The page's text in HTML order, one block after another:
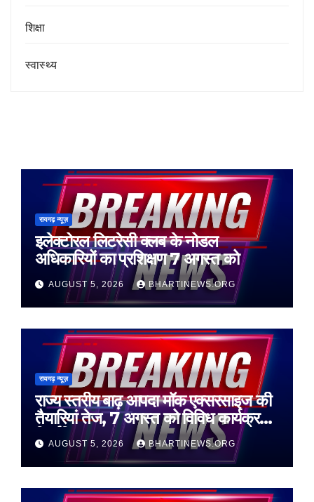
शिक्षा
स्वास्थ्य
रायगढ़ न्यूज़
इलेक्टोरल लिटरेसी क्लब के नोडल
अधिकारियों का प्रशिक्षण 7 अगस्त को
AUGUST 5, 2026 BHARTINEWS.ORG
रायगढ़ न्यूज़
राज्य स्तरीय बाढ़ आपदा मॉक एक्सरसाइज की
तैयारियां तेज, 7 अगस्त को विविध कार्यक्रम
निर्धारित
AUGUST 5, 2026 BHARTINEWS.ORG